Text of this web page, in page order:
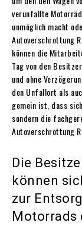
verunfallte
unmöglich macht
Autoverschrottung
können die
Tag von den
und ohne
den Unfallort als
gemein ist, dass
sondern die
Autoverschrottung
Die
können
zur
Motorrads